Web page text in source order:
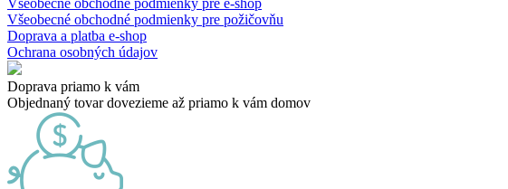
Všeobecné obchodné podmienky pre požičovňu
Doprava a platba e-shop
Ochrana osobných údajov
Doprava priamo k vám
Objednaný tovar dovezieme až priamo k vám domov